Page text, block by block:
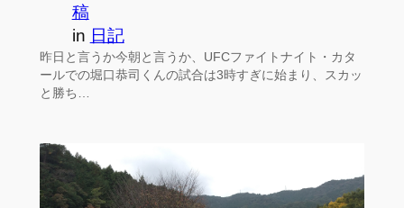
稿
in 日記
昨日と言うか今朝と言うか、UFCファイトナイト・カタ
ールでの堀口恭司くんの試合は3時すぎに始まり、スカッ
と勝ち…